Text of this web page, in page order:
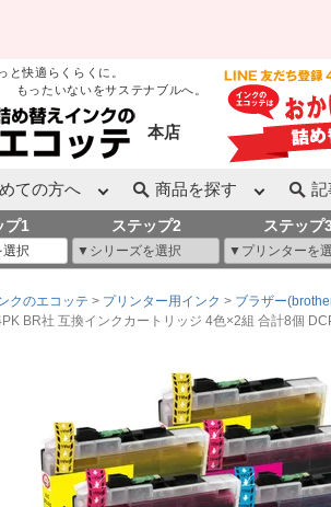
と快適らくらくに。
もったいないをサステナブルへ。
本店
ての方へ 商品を探す 記
プ1 ステップ2 ステップ
クのエコッテ プリンター用インク ブラザー
BR社 互換インクカートリッジ 4色×2組 合計8個